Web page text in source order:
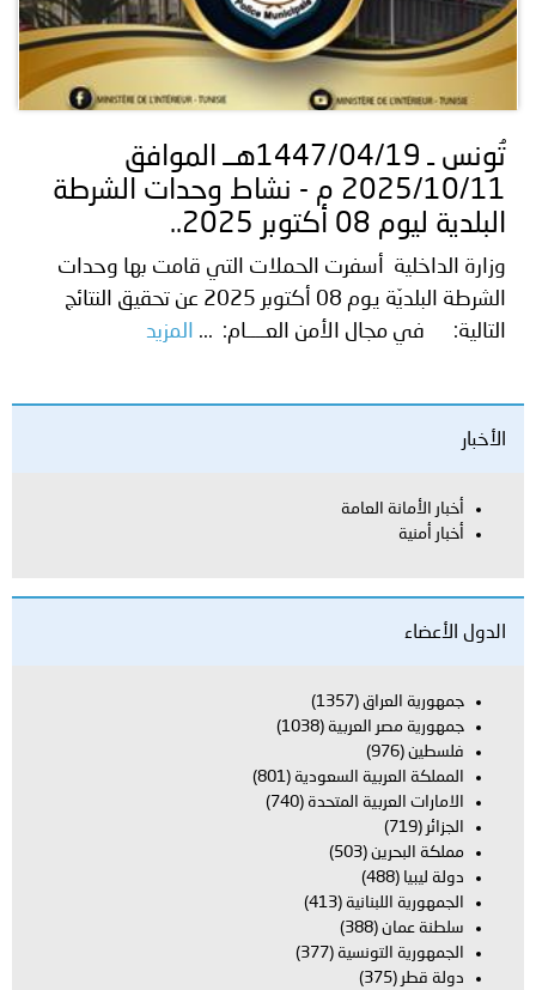
تُونس ـ 1447/04/19هــ الموافق
2025/10/11 م - نشاط وحدات الشرطة
البلدية ليوم 08 أكتوبر 2025..
وزارة الداخلية أسفرت الحملات التي قامت بها وحدات
الشرطة البلديّة يوم 08 أكتوبر 2025 عن تحقيق النتائج
التالية: في مجال الأمن العــــام: ...
المزيد
الأخبار
أخبار الأمانة العامة
أخبار أمنية
الدول الأعضاء
جمهورية العراق (1357)
جمهورية مصر العربية (1038)
فلسطين (976)
المملكة العربية السعودية (801)
الامارات العربية المتحدة (740)
الجزائر (719)
مملكة البحرين (503)
دولة ليبيا (488)
الجمهورية اللبنانية (413)
سلطنة عمان (388)
الجمهورية التونسية (377)
دولة قطر (375)